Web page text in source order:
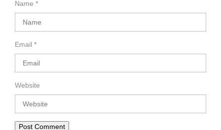
Name *
Email *
Website